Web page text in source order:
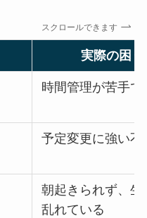
スクロールできます
実際の困
時間管理が苦手で
予定変更に強い不
朝起きられず、生
乱れている